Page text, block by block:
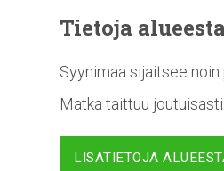
Tietoja alueesta
Syynimaa sijaitsee
Matka taittuu
LISÄTIETOJA